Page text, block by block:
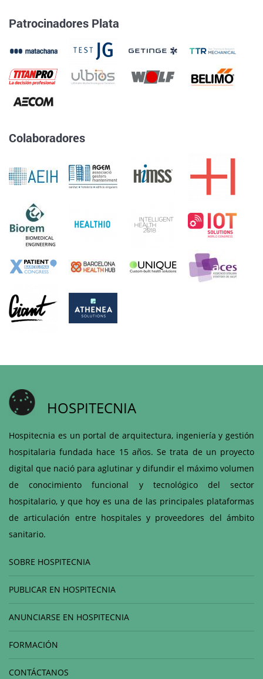
Patrocinadores Plata
Colaboradores
HOSPITECNIA
Hospitecnia es un portal de arquitectura, ingeniería y gestión
hospitalaria fundada hace 15 años. Se trata de un proyecto
digital que nació para aglutinar y difundir el máximo volumen
de conocimiento funcional y tecnológico del sector
hospitalario, y que hoy es una de las principales plataformas
de articulación entre hospitales y proveedores del ámbito
sanitario.
SOBRE HOSPITECNIA
PUBLICAR EN HOSPITECNIA
ANUNCIARSE EN HOSPITECNIA
FORMACIÓN
CONTÁCTANOS